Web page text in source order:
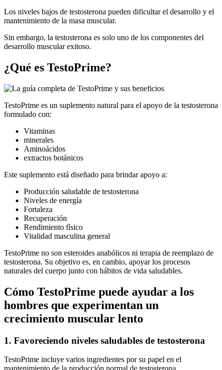
Los niveles bajos de testosterona pueden dificultar el desarrollo y el
mantenimiento de la masa muscular.
Sin embargo, la testosterona es solo uno de los componentes del
desarrollo muscular exitoso.
¿Qué es TestoPrime?
TestoPrime es un suplemento natural para el apoyo de la testosterona
formulado con:
Vitaminas
minerales
Aminoácidos
extractos botánicos
Este suplemento está diseñado para brindar apoyo a:
Producción saludable de testosterona
Niveles de energía
Fortaleza
Recuperación
Rendimiento físico
Vitalidad masculina general
TestoPrime no son esteroides anabólicos ni terapia de reemplazo de
testosterona. Su objetivo es, en cambio, apoyar los procesos
naturales del cuerpo junto con hábitos de vida saludables.
Cómo TestoPrime puede ayudar a los
hombres que experimentan un
crecimiento muscular lento
1. Favoreciendo niveles saludables de testosterona
TestoPrime incluye varios ingredientes por su papel en el